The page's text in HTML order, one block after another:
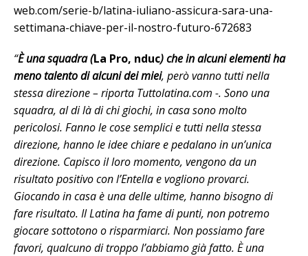
web.com/serie-b/latina-iuliano-assicura-sara-una-
settimana-chiave-per-il-nostro-futuro-672683
“È una squadra (La Pro, nduc) che in alcuni elementi ha
meno talento di alcuni dei miei, però vanno tutti nella
stessa direzione – riporta Tuttolatina.com -. Sono una
squadra, al di là di chi giochi, in casa sono molto
pericolosi. Fanno le cose semplici e tutti nella stessa
direzione, hanno le idee chiare e pedalano in un’unica
direzione. Capisco il loro momento, vengono da un
risultato positivo con l’Entella e vogliono provarci.
Giocando in casa è una delle ultime, hanno bisogno di
fare risultato. Il Latina ha fame di punti, non potremo
giocare sottotono o risparmiarci. Non possiamo fare
favori, qualcuno di troppo l’abbiamo già fatto. È una